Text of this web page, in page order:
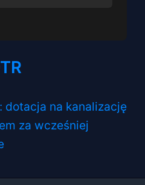
dotacja na kanalizację
za wcześniej